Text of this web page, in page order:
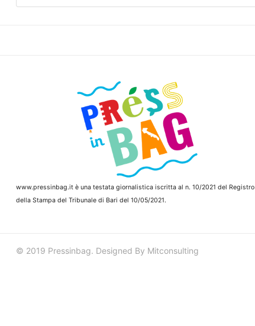
www.pressinbag.it è una testata giornalistica iscritta al n. 10/2021 del Registro
della Stampa del Tribunale di Bari del 10/05/2021.
© 2019 Pressinbag. Designed By Mitconsulting